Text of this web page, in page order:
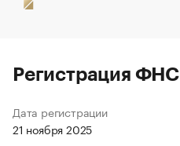
Регистрация ФНС
Дата регистрации
21 ноября 2025